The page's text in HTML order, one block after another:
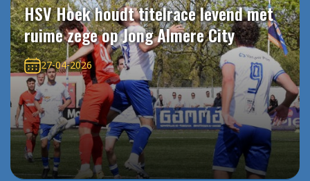
HSV Hoek houdt titelrace levend met
ruime zege op Jong Almere City
27-04-2026